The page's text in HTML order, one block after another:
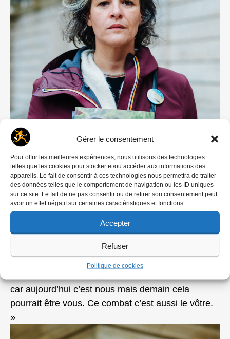
Gérer le consentement
Pour offrir les meilleures expériences, nous utilisons des technologies
telles que les cookies pour stocker et/ou accéder aux informations des
appareils. Le fait de consentir à ces technologies nous permettra de traiter
des données telles que le comportement de navigation ou les ID uniques
sur ce site. Le fait de ne pas consentir ou de retirer son consentement peut
avoir un effet négatif sur certaines caractéristiques et fonctions.
Accepter
Refuser
Politique de cookies
Yohanna Brette, 38 ans fille de Martine Brette,
âgée de 38 ans le 19 septembre 1989. « Yohanna
car aujourd’hui c’est nous mais demain cela
pourrait être vous. Ce combat c’est aussi le vôtre.
»